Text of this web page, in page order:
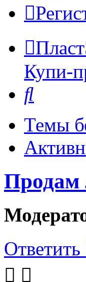
Купи-
Темы
Продам
Ответить